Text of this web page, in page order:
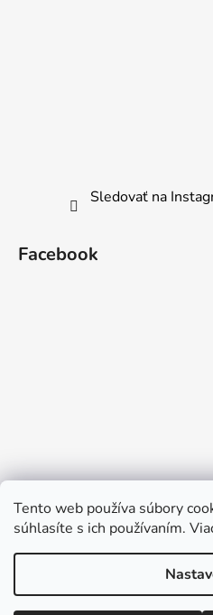
Tento web používa súbory
súhlasíte s ich používaním.
Sledovať na
Facebook